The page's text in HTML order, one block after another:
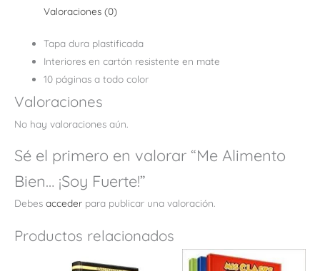
Valoraciones (0)
Tapa dura plastificada
Interiores en cartón resistente en mate
10 páginas a todo color
Valoraciones
No hay valoraciones aún.
Sé el primero en valorar “Me Alimento
Bien… ¡Soy Fuerte!”
Debes acceder para publicar una valoración.
Productos relacionados